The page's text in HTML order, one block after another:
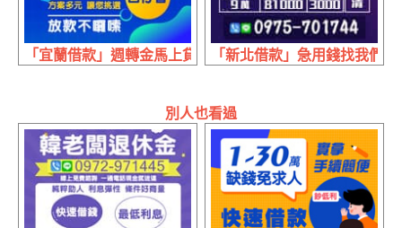
「宜蘭借款」週轉金馬上貸 放款不囉嗦 | 1~20萬 有薪轉不
「新北借款」急用錢找我們
別人也看過